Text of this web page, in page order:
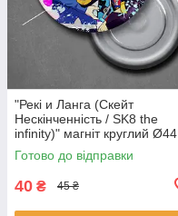
"Рекі и Ланга (Скейт
Нескінченність / SK8 the
infinity)" магніт круглий Ø44
мм
Готово до відправки
40 ₴ 45 ₴